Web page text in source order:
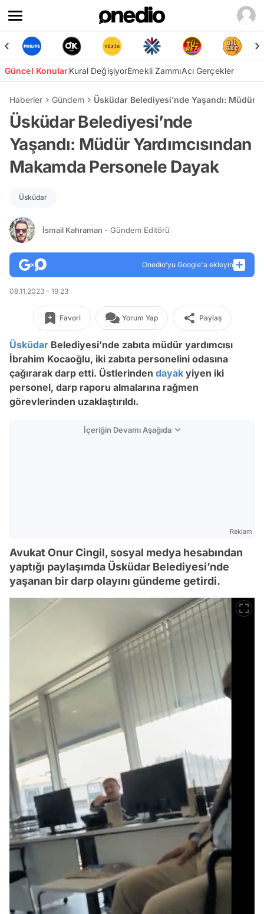
Güncel KonularKural DeğişiyorEmekli ZammıAcı Gerçekler
Haberler Gündem Üsküdar Belediyesi’nde Yaşandı: Müdür
Üsküdar Belediyesi’nde
Yaşandı: Müdür Yardımcısından
Makamda Personele Dayak
Üsküdar
İsmail Kahraman - Gündem Editörü
Onedio’yu Google'a ekleyin
08.11.2023 - 19:23
Favori Yorum Yap Paylaş
Üsküdar Belediyesi’nde zabıta müdür yardımcısı
İbrahim Kocaoğlu, iki zabıta personelini odasına
çağırarak darp etti. Üstlerinden dayak yiyen iki
personel, darp raporu almalarına rağmen
görevlerinden uzaklaştırıldı.
İçeriğin Devamı Aşağıda
Reklam
Avukat Onur Cingil, sosyal medya hesabından
yaptığı paylaşımda Üsküdar Belediyesi’nde
yaşanan bir darp olayını gündeme getirdi.